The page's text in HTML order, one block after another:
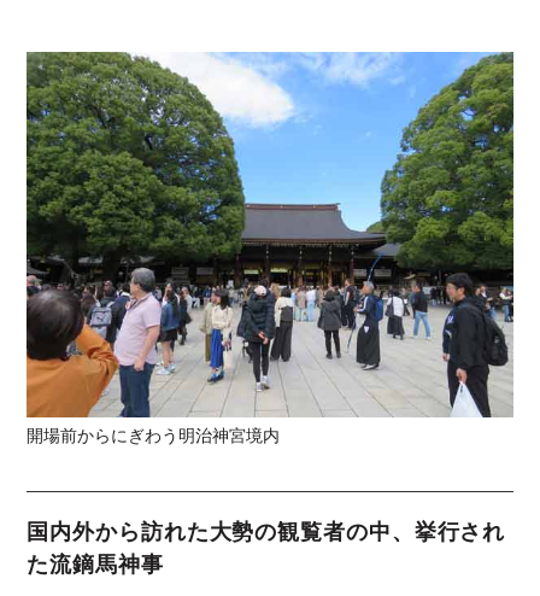
開場前からにぎわう明治神宮境内
国内外から訪れた大勢の観覧者の中、挙行され
た流鏑馬神事